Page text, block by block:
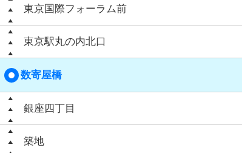
東京国際フォーラム前
東京駅丸の内北口
数寄屋橋
銀座四丁目
築地